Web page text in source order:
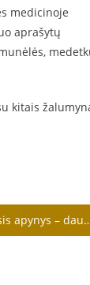
medicinoje
aprašytų
kitais
Paprastasis apynys –